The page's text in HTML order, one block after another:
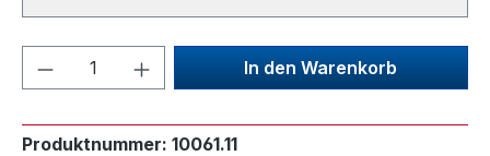
Produkt Anzahl: Gib denIn den Warenkorb
Produktnummer: 10061.11